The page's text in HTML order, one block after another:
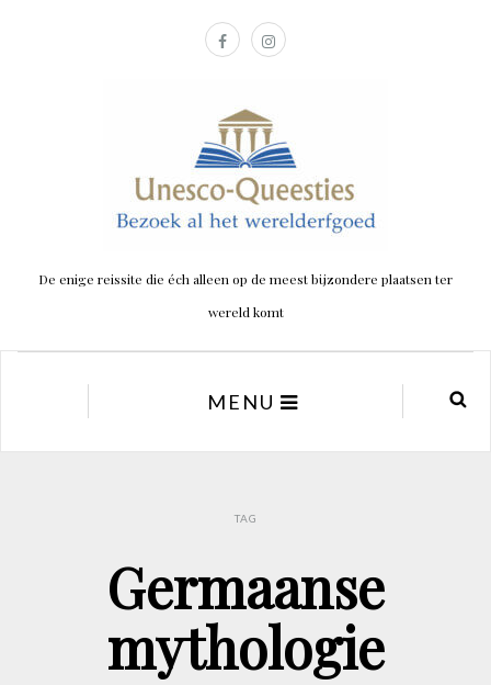
De enige reissite die éch alleen op de meest bijzondere plaatsen ter
wereld komt
MENU
TAG
Germaanse
mythologie